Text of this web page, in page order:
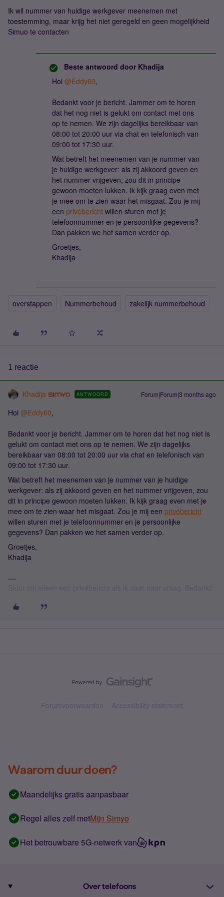
Ik wil nummer van huidige werkgever meenemen met
toestemming, maar krijg het niet geregeld en geen mogelijkheid
Simuo te contacten
Beste antwoord door Khadija
Hoi ​ @Eddy60,
Bedankt voor je bericht. Jammer om te horen
dat het nog niet is gelukt om contact met ons
op te nemen. We zijn dagelijks bereikbaar van
08:00 tot 20:00 uur via chat en telefonisch van
09:00 tot 17:30 uur.
Wat betreft het meenemen van je nummer van
je huidige werkgever: als zij akkoord geven en
het nummer vrijgeven, zou dit in principe
gewoon moeten lukken. Ik kijk graag even met
je mee om te zien waar het misgaat. Zou je mij
een privébericht willen sturen met je
telefoonnummer en je persoonlijke gegevens?
Dan pakken we het samen verder op.
Groetjes,
Khadija
overstappen Nummerbehoud zakelijk nummerbehoud
1 reactie
Khadija ANTWOORD Forum|Forum|3 months ago
Hoi ​ @Eddy60,
Bedankt voor je bericht. Jammer om te horen dat het nog niet is
gelukt om contact met ons op te nemen. We zijn dagelijks
bereikbaar van 08:00 tot 20:00 uur via chat en telefonisch van
09:00 tot 17:30 uur.
Wat betreft het meenemen van je nummer van je huidige
werkgever: als zij akkoord geven en het nummer vrijgeven, zou
dit in principe gewoon moeten lukken. Ik kijk graag even met je
mee om te zien waar het misgaat. Zou je mij een privébericht
willen sturen met je telefoonnummer en je persoonlijke
gegevens? Dan pakken we het samen verder op.
Groetjes,
Khadija
Forumvoorwaarden Accessibility statement
Waarom duur doen?
Maandelijks gratis aanpasbaar
Regel alles zelf metMijn Simyo
Het betrouwbare 5G-netwerk van
Over telefoons